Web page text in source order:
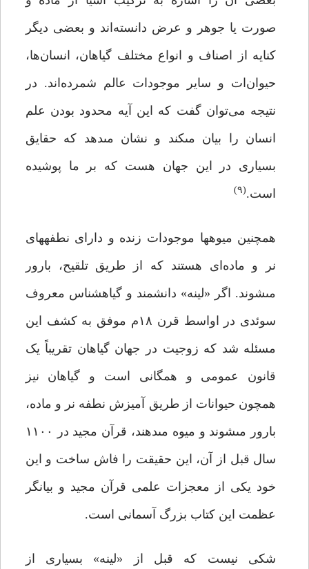
صورت یا جوهر و عرض دانسته‌اند و بعضى دیگر
کنایه از اصناف و انواع مختلف گیاهان، انسان‌ها،
حیوان‌ات و سایر موجودات عالم شمرده‌اند. در
نتیجه می‌توان گفت که این آیه محدود بودن علم
انسان را بیان مى‏کند و نشان مى‏دهد که حقایق
بسیارى در این جهان هست که بر ما پوشیده
است.(۹)
همچنین میوه‏ها موجودات زنده و‏ داراى نطفه‏هاى
نر و ماده‌ای هستند که از طریق تلقیح، بارور
مى‏شوند. اگر «لینه» دانشمند و گیاه‏شناس معروف
سوئدى در اواسط قرن ۱۸م موفق به کشف این
مسئله شد که زوجیت در جهان گیاهان تقریباً یک
قانون عمومى و همگانى است و گیاهان نیز
همچون حیوانات از طریق آمیزش نطفه نر و ماده،
بارور مى‏شوند و میوه مى‏دهند، قرآن مجید در ۱۱۰۰
سال قبل از آن، این حقیقت را فاش ساخت و این
خود یکى از معجزات علمى قرآن مجید و بیانگر
عظمت این کتاب بزرگ آسمانى است.
شکى نیست که قبل از «لینه» بسیارى از